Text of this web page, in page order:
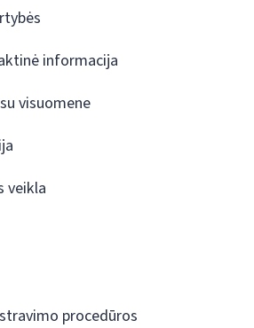
informacija
visuomene
veikla
procedūros